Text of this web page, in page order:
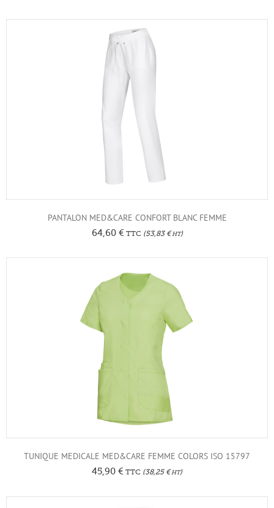
PANTALON MED&CARE CONFORT BLANC FEMME
64,60 €TTC(53,83 €HT)
TUNIQUE MEDICALE MED&CARE FEMME COLORS ISO 15797
45,90 € TTC (38,25 €HT)